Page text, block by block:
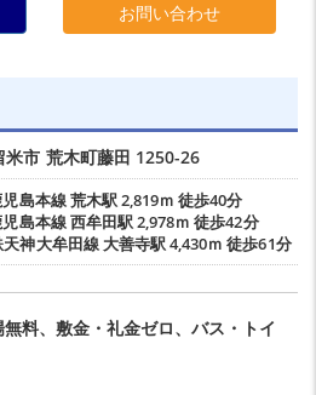
お問い合わせ
米市 荒木町藤田 1250-26
児島本線荒木駅2,819ｍ 徒歩40分
児島本線西牟田駅2,978ｍ 徒歩42分
天神大牟田線大善寺駅4,430ｍ 徒歩61分
料、敷金・礼金ゼロ、バス・トイ